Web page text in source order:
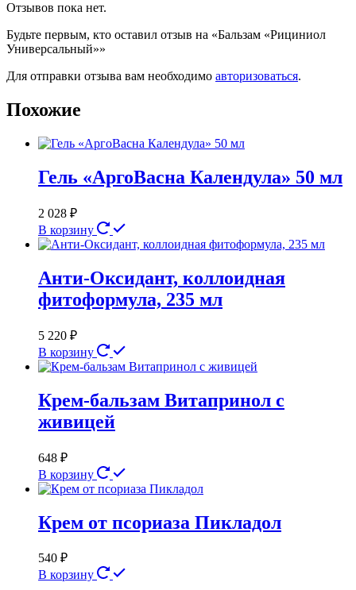
Отзывов пока нет.
Будьте первым, кто оставил отзыв на «Бальзам «Рициниол
Универсальный»»
Для отправки отзыва вам необходимо авторизоваться.
Похожие
Гель «АргоВасна Календула» 50 мл
2 028 ₽
В корзину
Анти-Оксидант, коллоидная
фитоформула, 235 мл
5 220 ₽
В корзину
Крем-бальзам Витапринол с
живицей
648 ₽
В корзину
Крем от псориаза Пикладол
540 ₽
В корзину